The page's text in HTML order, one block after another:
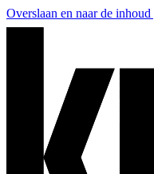
Overslaan en naar de inhoud